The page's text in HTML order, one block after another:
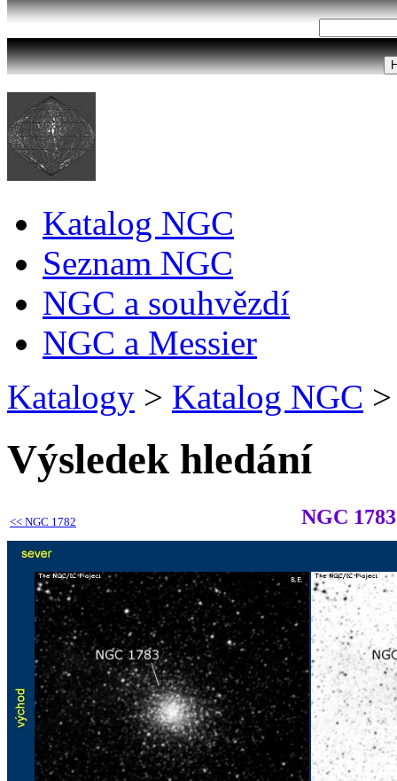
Katalog NGC
Seznam NGC
NGC a souhvězdí
NGC a Messier
Katalogy > Katalog NGC >
Výsledek hledání
<< NGC 1782 NGC 1783